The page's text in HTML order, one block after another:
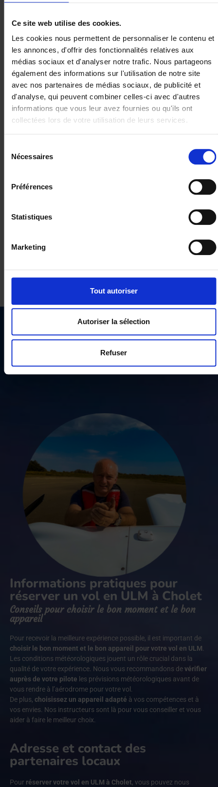
Ce site web utilise des cookies.
Les cookies nous permettent de personnaliser le contenu et
les annonces, d'offrir des fonctionnalités relatives aux
médias sociaux et d'analyser notre trafic. Nous partageons
également des informations sur l'utilisation de notre site
avec nos partenaires de médias sociaux, de publicité et
d'analyse, qui peuvent combiner celles-ci avec d'autres
informations que vous leur avez fournies ou qu'ils ont
collectées lors de votre utilisation de leurs services.
Nécessaires
Préférences
Statistiques
Marketing
Tout autoriser
Autoriser la sélection
Refuser
magnifiques de la région
rendent chaque vol une expérience unique
Contactez-nous
Informations pratiques pour
réserver un vol en ULM à Cholet
Conseils pour choisir le bon moment et le bon
appareil
Pour recevoir la meilleure expérience possible, il est important de
choisir le bon moment et le bon appareil pour votre vol en ULM
Les conditions météorologiques jouent un rôle crucial dans la
qualité de votre expérience. Nous vous recommandons devérifier
auprès de votre pilote les prévisions météorologiques avant de
vous rendre à l’aérodrome pour votre vol.
De plus, choisissez un appareil adapté à vos compétences et à
vos envies. Nos instructeurs sont là pour vous conseiller et vous
aider à faire le meilleur choix.
Adresse et contact des
partenaires locaux
Pour réserver votre vol en ULM à Cholet, vous pouvez nous